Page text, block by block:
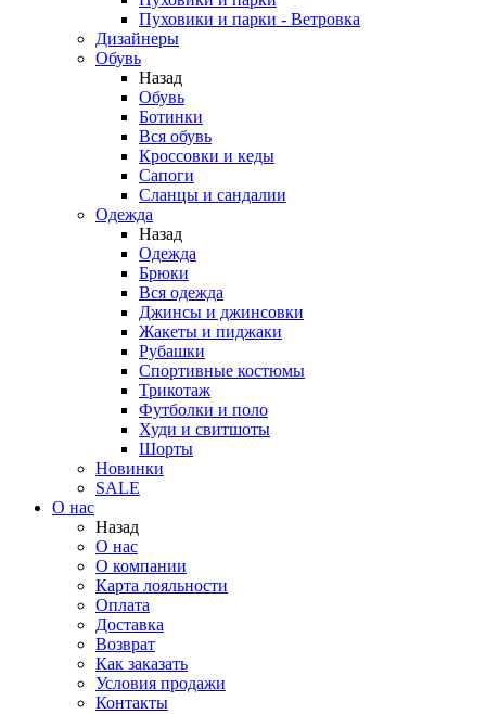
Пуховики и парки - Ветровка
Дизайнеры
Обувь
Назад
Обувь
Ботинки
Вся обувь
Кроссовки и кеды
Сапоги
Сланцы и сандалии
Одежда
Назад
Одежда
Брюки
Вся одежда
Джинсы и джинсовки
Жакеты и пиджаки
Рубашки
Спортивные костюмы
Трикотаж
Футболки и поло
Худи и свитшоты
Шорты
Новинки
SALE
О нас
Назад
О нас
О компании
Карта лояльности
Оплата
Доставка
Возврат
Как заказать
Условия продажи
Контакты